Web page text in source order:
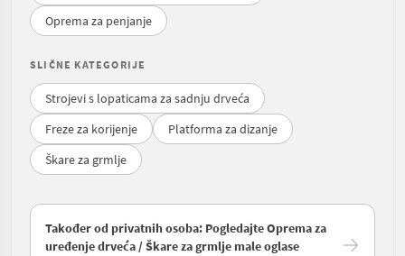
Oprema za penjanje
SLIČNE KATEGORIJE
Strojevi s lopaticama za sadnju drveća
Freze za korijenje
Platforma za dizanje
Škare za grmlje
Također od privatnih osoba: Pogledajte Oprema za
uređenje drveća / Škare za grmlje male oglase